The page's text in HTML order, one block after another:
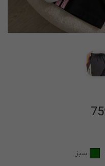
سبز